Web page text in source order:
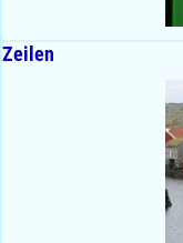
Zeilen